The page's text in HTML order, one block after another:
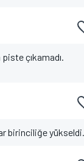
çıkamadı.
birinciliğe yükseldi.